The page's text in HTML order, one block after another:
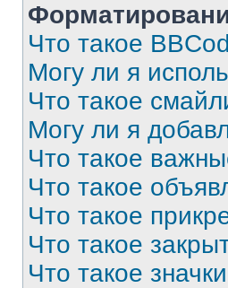
Что такое
Могу ли я
Что такое
Могу ли я
Что такое
Что такое
Что такое
Что такое
Что такое